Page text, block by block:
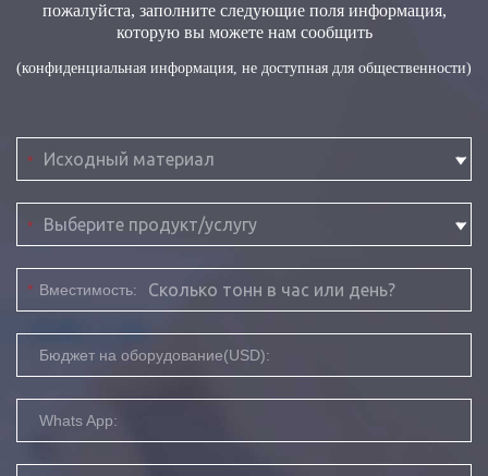
пожалуйста, заполните следующие поля информация,
которую вы можете нам сообщить
(конфиденциальная информация, не доступная для общественности)
*
*
* Вместимость:
Бюджет на оборудование(USD):
Whats App: